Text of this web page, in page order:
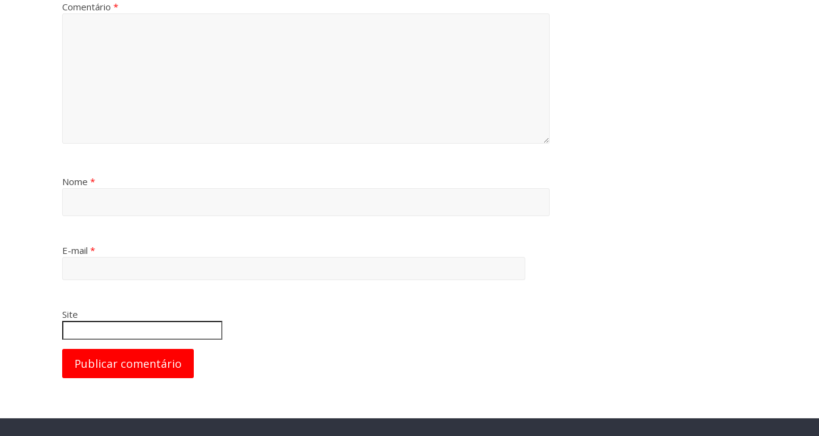
Comentário *
Nome *
E-mail *
Site